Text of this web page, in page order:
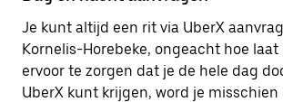
Je kunt altijd een rit via UberX
Kornelis-Horebeke, ongeacht hoe laat
ervoor te zorgen dat je de hele dag
UberX kunt krijgen, word je